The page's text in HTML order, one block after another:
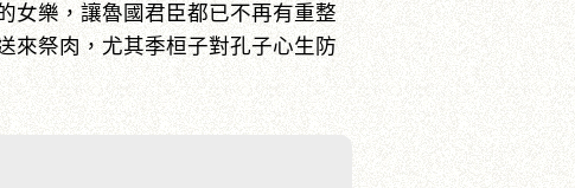
女樂，讓魯國君臣都已不再有重整
來祭肉，尤其季桓子對孔子心生防